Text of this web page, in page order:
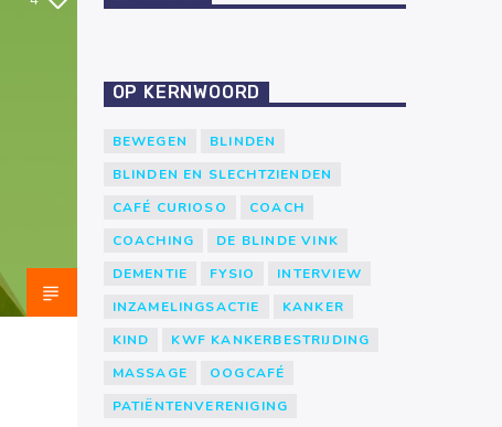
OP KERNWOORD
BEWEGEN
BLINDEN
BLINDEN EN SLECHTZIENDEN
CAFÉ CURIOSO
COACH
COACHING
DE BLINDE VINK
DEMENTIE
FYSIO
INTERVIEW
INZAMELINGSACTIE
KANKER
KIND
KWF KANKERBESTRIJDING
MASSAGE
OOGCAFÉ
PATIËNTENVERENIGING